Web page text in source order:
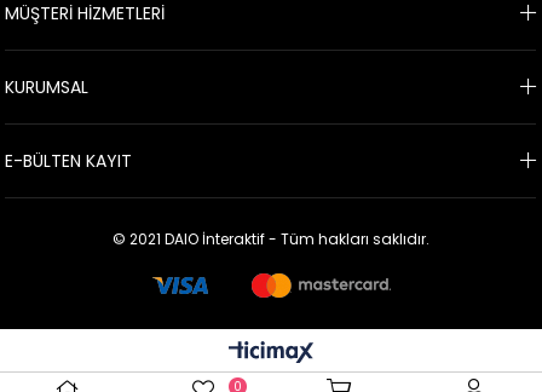
MÜŞTERİ HİZMETLERİ
KURUMSAL
E-BÜLTEN KAYIT
© 2021 DAIO İnteraktif - Tüm hakları saklıdır.
0